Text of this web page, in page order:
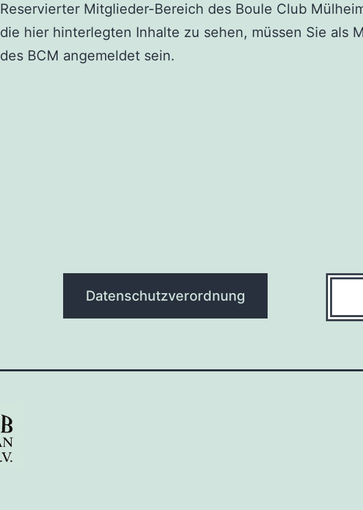
Reservierter Mitglieder-Bereich des Boule Club
die hier hinterlegten Inhalte zu sehen, müssen Sie als
des BCM angemeldet sein.
Datenschutzverordnung